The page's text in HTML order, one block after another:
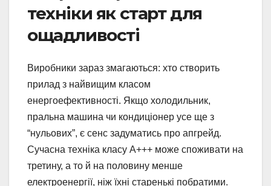
техніки як старт для
ощадливості
Виробники зараз змагаються: хто створить
прилад з найвищим класом
енергоефективності. Якщо холодильник,
пральна машина чи кондиціонер усе ще з
“нульових”, є сенс задуматись про апгрейд.
Сучасна техніка класу A+++ може споживати на
третину, а то й на половину менше
електроенергії, ніж їхні старенькі побратими.